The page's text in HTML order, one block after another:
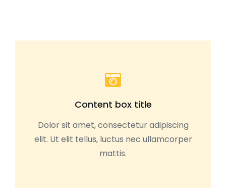
Content box title
Dolor sit amet, consectetur adipiscing
elit. Ut elit tellus, luctus nec ullamcorper
mattis.